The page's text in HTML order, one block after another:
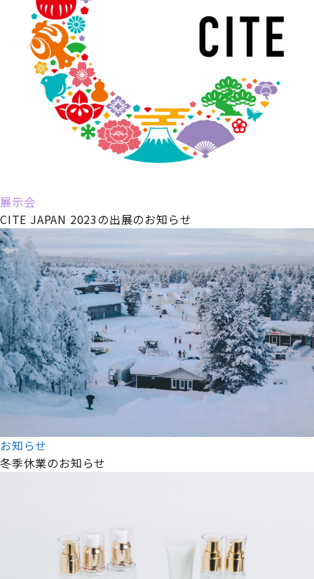
展示会
CITE JAPAN 2023の出展のお知らせ
お知らせ
冬季休業のお知らせ